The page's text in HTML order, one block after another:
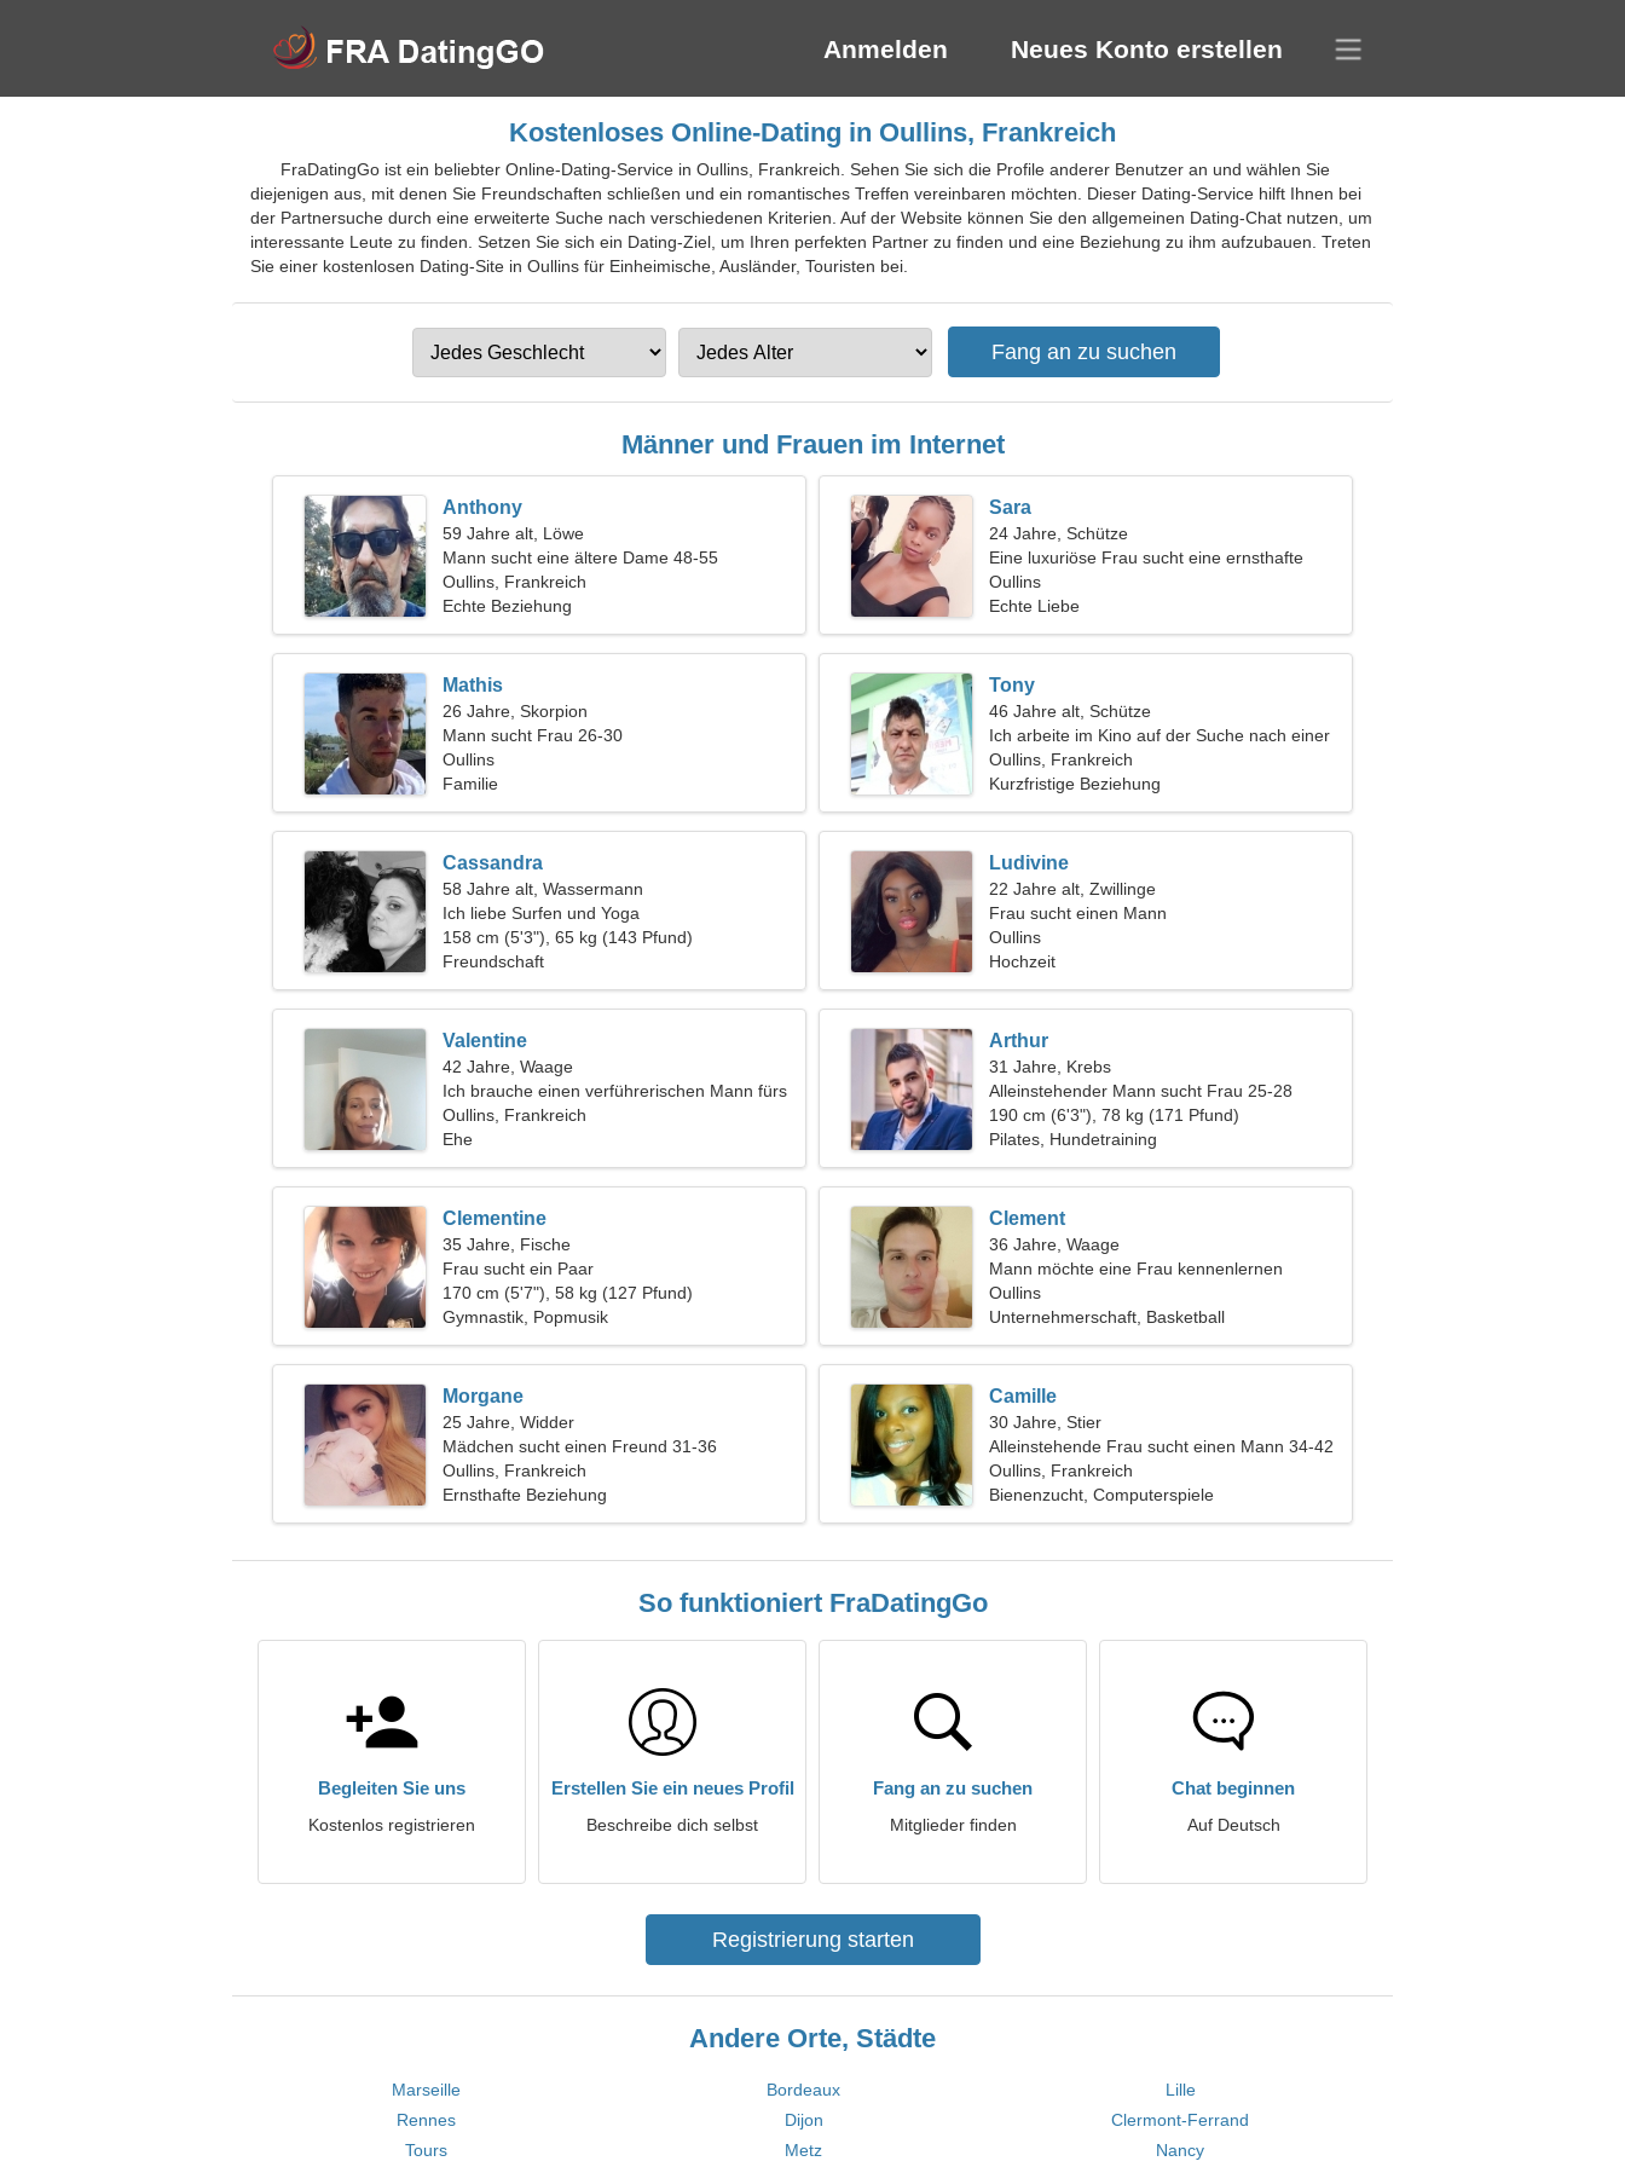
Anmelden Neues Konto erstellen
Kostenloses Online-Dating in Oullins, Frankreich
FraDatingGo ist ein beliebter Online-Dating-Service in Oullins, Frankreich. Sehen Sie sich die Profile anderer Benutzer an und wählen Sie
diejenigen aus, mit denen Sie Freundschaften schließen und ein romantisches Treffen vereinbaren möchten. Dieser Dating-Service hilft Ihnen bei
der Partnersuche durch eine erweiterte Suche nach verschiedenen Kriterien. Auf der Website können Sie den allgemeinen Dating-Chat nutzen, um
interessante Leute zu finden. Setzen Sie sich ein Dating-Ziel, um Ihren perfekten Partner zu finden und eine Beziehung zu ihm aufzubauen. Treten
Sie einer kostenlosen Dating-Site in Oullins für Einheimische, Ausländer, Touristen bei.
Männer und Frauen im Internet
Anthony
59 Jahre alt, Löwe
Mann sucht eine ältere Dame 48-55
Oullins, Frankreich
Echte Beziehung
Sara
24 Jahre, Schütze
Eine luxuriöse Frau sucht eine ernsthafte
Beziehung
Oullins
Echte Liebe
Mathis
26 Jahre, Skorpion
Mann sucht Frau 26-30
Oullins
Familie
Tony
46 Jahre alt, Schütze
Ich arbeite im Kino auf der Suche nach einer
schlanken Frau
Oullins, Frankreich
Kurzfristige Beziehung
Cassandra
58 Jahre alt, Wassermann
Ich liebe Surfen und Yoga
158 cm (5'3"), 65 kg (143 Pfund)
Freundschaft
Ludivine
22 Jahre alt, Zwillinge
Frau sucht einen Mann
Oullins
Hochzeit
Valentine
42 Jahre, Waage
Ich brauche einen verführerischen Mann fürs
Leben
Oullins, Frankreich
Ehe
Arthur
31 Jahre, Krebs
Alleinstehender Mann sucht Frau 25-28
190 cm (6'3"), 78 kg (171 Pfund)
Pilates, Hundetraining
Clementine
35 Jahre, Fische
Frau sucht ein Paar
170 cm (5'7"), 58 kg (127 Pfund)
Gymnastik, Popmusik
Clement
36 Jahre, Waage
Mann möchte eine Frau kennenlernen
Oullins
Unternehmerschaft, Basketball
Morgane
25 Jahre, Widder
Mädchen sucht einen Freund 31-36
Oullins, Frankreich
Ernsthafte Beziehung
Camille
30 Jahre, Stier
Alleinstehende Frau sucht einen Mann 34-42
Oullins, Frankreich
Bienenzucht, Computerspiele
So funktioniert FraDatingGo
Begleiten Sie uns
Kostenlos registrieren
Erstellen Sie ein neues Profil
Beschreibe dich selbst
Fang an zu suchen
Mitglieder finden
Chat beginnen
Auf Deutsch
Registrierung starten
Andere Orte, Städte
Marseille Bordeaux
Lille
Rennes
Dijon
Clermont-Ferrand
Tours
Metz Nancy